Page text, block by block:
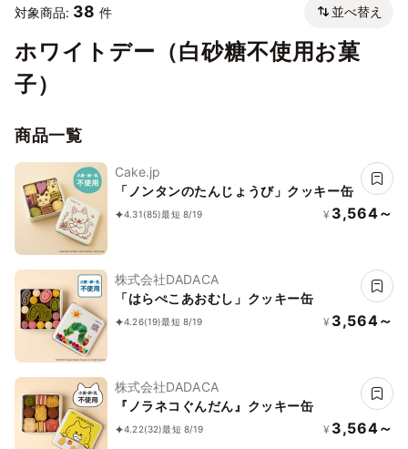
対象商品: 38 件 並べ替え
ホワイトデー（白砂糖不使用お菓
子）
商品一覧
Cake.jp
「ノンタンのたんじょうび」クッキー缶
4.31(85)最短 8/19 ¥ 3,564～
株式会社DADACA
「はらぺこあおむし」クッキー缶
4.26(19)最短 8/19 ¥ 3,564～
株式会社DADACA
『ノラネコぐんだん』クッキー缶
4.22(32)最短 8/19 ¥ 3,564～